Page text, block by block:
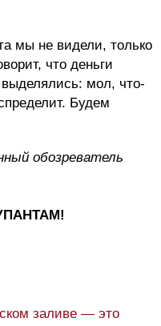
мы не видели, только
что деньги
выделялись: мол, что-
Будем
обозреватель
заливе — это